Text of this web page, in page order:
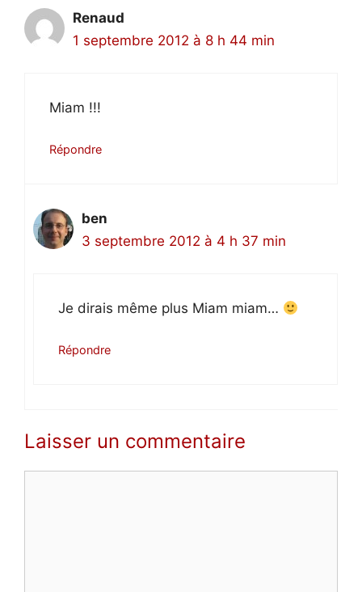
Renaud
1 septembre 2012 à 8 h 44 min
Miam !!!
Répondre
ben
3 septembre 2012 à 4 h 37 min
Je dirais même plus Miam miam…
Répondre
Laisser un commentaire